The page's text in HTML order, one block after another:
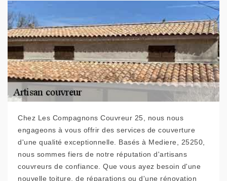
Chez Les Compagnons Couvreur 25, nous nous
engageons à vous offrir des services de couverture
d'une qualité exceptionnelle. Basés à Mediere, 25250,
nous sommes fiers de notre réputation d'artisans
couvreurs de confiance. Que vous ayez besoin d'une
nouvelle toiture, de réparations ou d'une rénovation